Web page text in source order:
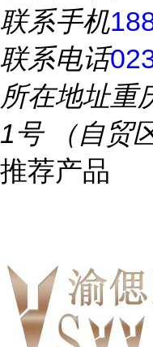
联系手机
联系电话
所在地址重
1号 （自贸
推荐产品